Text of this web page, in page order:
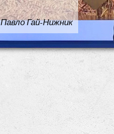
Павло Гай-Нижник